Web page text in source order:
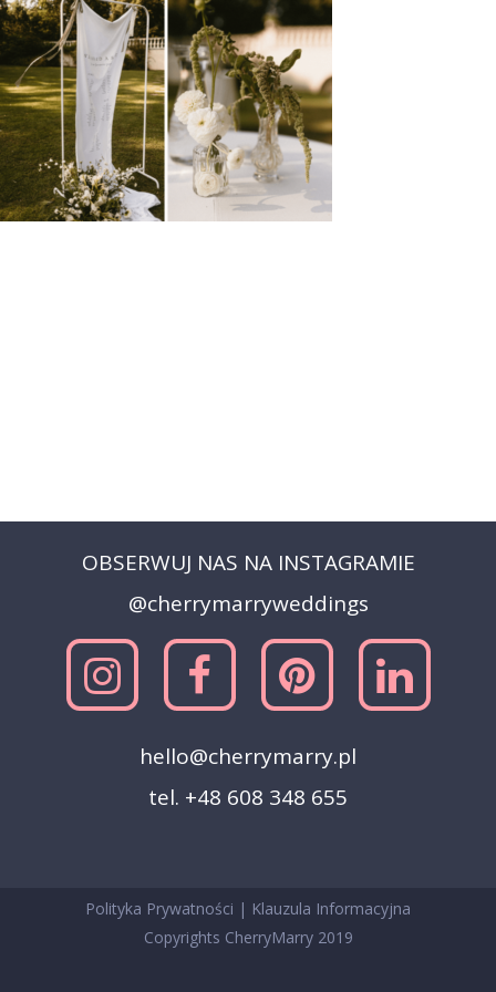
OBSERWUJ NAS NA INSTAGRAMIE
@cherrymarryweddings
hello@cherrymarry.pl
tel. +48 608 348 655
Polityka Prywatności | Klauzula Informacyjna
Copyrights CherryMarry 2019